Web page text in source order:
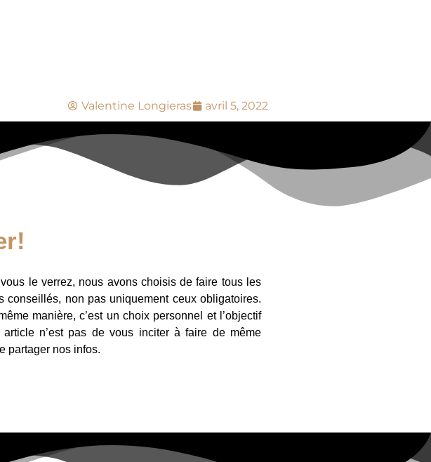
Valentine Longieras avril 5, 2022
le verrez, nous avons choisis de faire tous les
conseillés, non pas uniquement ceux obligatoires.
manière, c’est un choix personnel et l’objectif
n’est pas de vous inciter à faire de même
partager nos infos.